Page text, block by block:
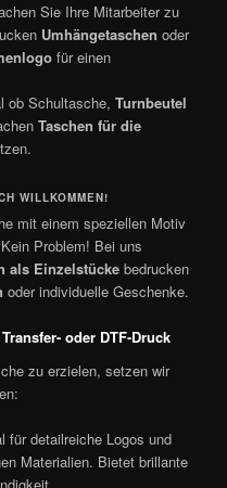
Sie Ihre Mitarbeiter zu
Umhängetaschen oder
für einen
ob Schultasche, Turnbeutel
Taschen für die
WILLKOMMEN!
mit einem speziellen Motiv
Problem! Bei uns
als Einzelstücke bedrucken
oder individuelle Geschenke.
oder DTF-Druck
zu erzielen, setzen wir
für detailreiche Logos und
Materialien. Bietet brillante